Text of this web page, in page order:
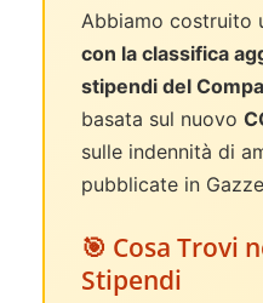
Abbiamo costruito
con la classifica
stipendi del
basata sul nuovo
sulle indennità di
pubblicate in
🎯 Cosa Trovi
Stipendi